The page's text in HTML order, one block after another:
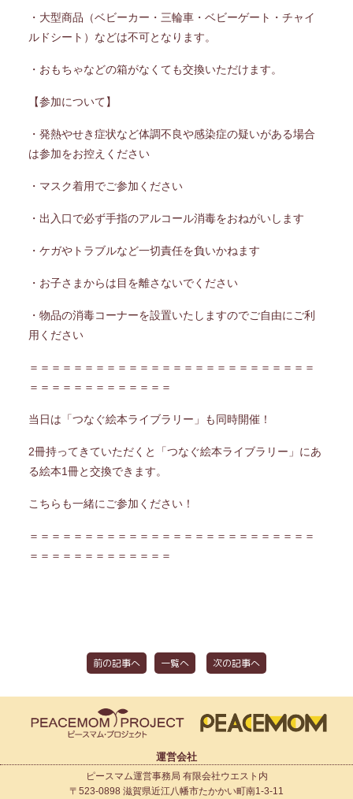
・大型商品（ベビーカー・三輪車・ベビーゲート・チャイ
ルドシート）などは不可となります。
・おもちゃなどの箱がなくても交換いただけます。
【参加について】
・発熱やせき症状など体調不良や感染症の疑いがある場合
は参加をお控えください
・マスク着用でご参加ください
・出入口で必ず手指のアルコール消毒をおねがいします
・ケガやトラブルなど一切責任を負いかねます
・お子さまからは目を離さないでください
・物品の消毒コーナーを設置いたしますのでご自由にご利
用ください
＝＝＝＝＝＝＝＝＝＝＝＝＝＝＝＝＝＝＝＝＝＝＝＝＝＝
＝＝＝＝＝＝＝＝＝＝＝＝＝
当日は「つなぐ絵本ライブラリー」も同時開催！
2冊持ってきていただくと「つなぐ絵本ライブラリー」にあ
る絵本1冊と交換できます。
こちらも一緒にご参加ください！
＝＝＝＝＝＝＝＝＝＝＝＝＝＝＝＝＝＝＝＝＝＝＝＝＝＝
＝＝＝＝＝＝＝＝＝＝＝＝＝
前の記事へ 一覧へ 次の記事へ
運営会社
ピースマム運営事務局 有限会社ウエスト内
〒523-0898 滋賀県近江八幡市たかかい町南1-3-11